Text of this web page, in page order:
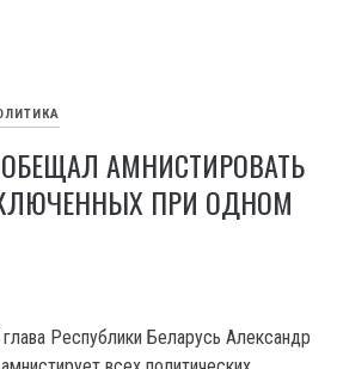
АМНИСТИРОВАТЬ
ПРИ ОДНОМ
Республики Беларусь Александр